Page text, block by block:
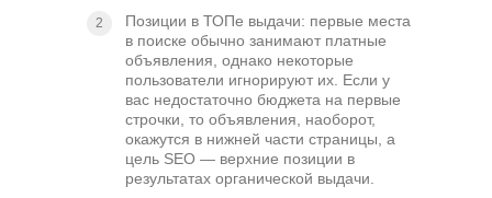
Позиции в ТОПе выдачи: первые места
в поиске обычно занимают платные
объявления, однако некоторые
пользователи игнорируют их. Если у
вас недостаточно бюджета на первые
строчки, то объявления, наоборот,
окажутся в нижней части страницы, а
цель SEO — верхние позиции в
результатах органической выдачи.